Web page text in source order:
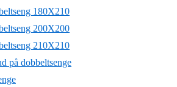
180X210
200X200
210X210
på dobbeltsenge